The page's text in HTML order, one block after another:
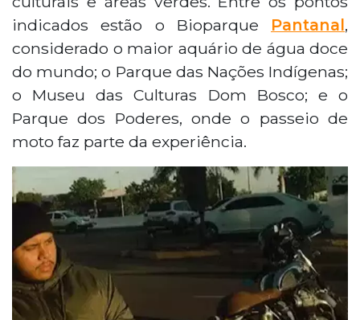
indicados estão o Bioparque Pantanal,
considerado o maior aquário de água doce
do mundo; o Parque das Nações Indígenas;
o Museu das Culturas Dom Bosco; e o
Parque dos Poderes, onde o passeio de
moto faz parte da experiência.